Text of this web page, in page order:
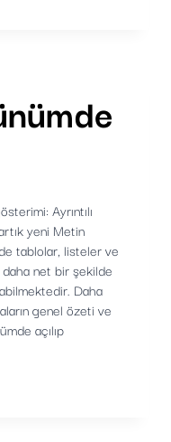
Ayrıntılı
yeni Metin
tablolar, listeler ve
net bir şekilde
Daha
genel özeti ve
açılıp